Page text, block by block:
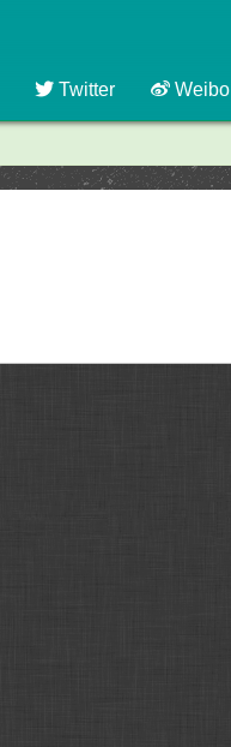
Twitter Weibo